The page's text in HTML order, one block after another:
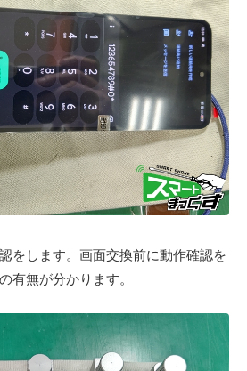
をします。画面交換前に動作確認を
有無が分かります。